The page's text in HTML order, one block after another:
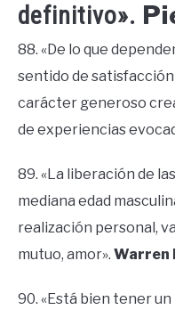
definitivo».
88. «De lo que
sentido de
carácter generoso
de experiencias
89. «La liberación de
mediana edad
realización personal,
mutuo, amor». Warren
90. «Está bien tener